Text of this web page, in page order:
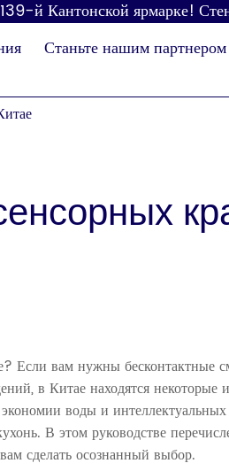
й Кантонской ярмарке!
Рельс безопасности
Станьте нашим партнером
Если вам нужны бесконтактные
в Китае находятся
воды и интеллектуальных
В этом руководстве
сделать осознанный выбор.